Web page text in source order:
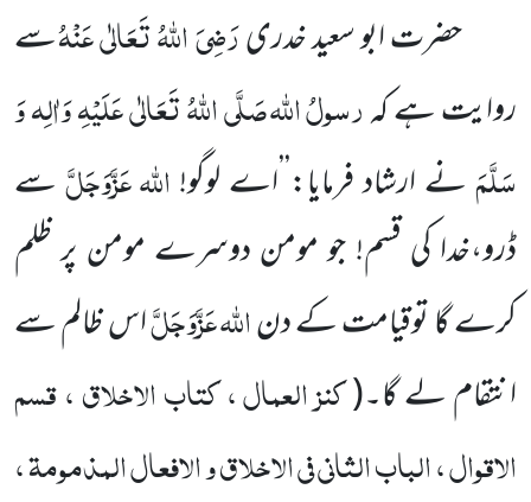
حضرت ابو سعید خدریرَضِیَ اللّٰہُ تَعَالٰی عَنْہُسے
روایت ہے کہرسولُاللّٰہصَلَّی اللّٰہُ تَعَالٰی عَلَیْہِ وَاٰلِہ وَ
سَلَّمَنے ارشادفرمایا:’’اے لوگو!اللّٰہعَزَّوَجَلَّسے
ڈرو،خدا کی قسم! جو مومن دوسرے مومن پر ظلم
کرے گا توقیامت کے دناللّٰہعَزَّوَجَلَّاس ظالم سے
انتقام لے گا۔(کنز العمال ، کتاب الاخلاق ، قسم
الاقوال ، الباب الثانی فی الاخلاق و الافعال المذمومۃ ،